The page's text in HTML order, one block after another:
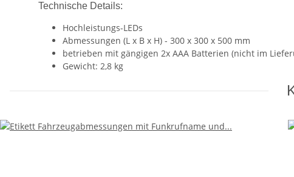
Technische Details:
Hochleistungs-LEDs
Abmessungen (L x B x H) - 300 x 300 x 500 mm
betrieben mit gängigen 2x AAA Batterien (nicht im
Gewicht: 2,8 kg